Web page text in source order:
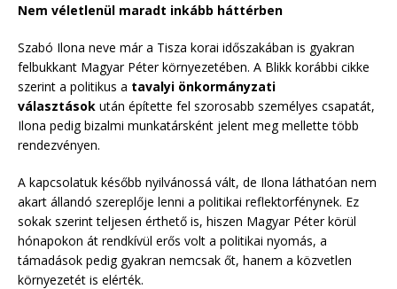
Nem véletlenül maradt inkább háttérben
Szabó Ilona neve már a Tisza korai időszakában is gyakran
felbukkant Magyar Péter környezetében. A Blikk korábbi cikke
szerint a politikus a tavalyi önkormányzati
választások után építette fel szorosabb személyes csapatát,
Ilona pedig bizalmi munkatársként jelent meg mellette több
rendezvényen.
A kapcsolatuk később nyilvánossá vált, de Ilona láthatóan nem
akart állandó szereplője lenni a politikai reflektorfénynek. Ez
sokak szerint teljesen érthető is, hiszen Magyar Péter körül
hónapokon át rendkívül erős volt a politikai nyomás, a
támadások pedig gyakran nemcsak őt, hanem a közvetlen
környezetét is elérték.